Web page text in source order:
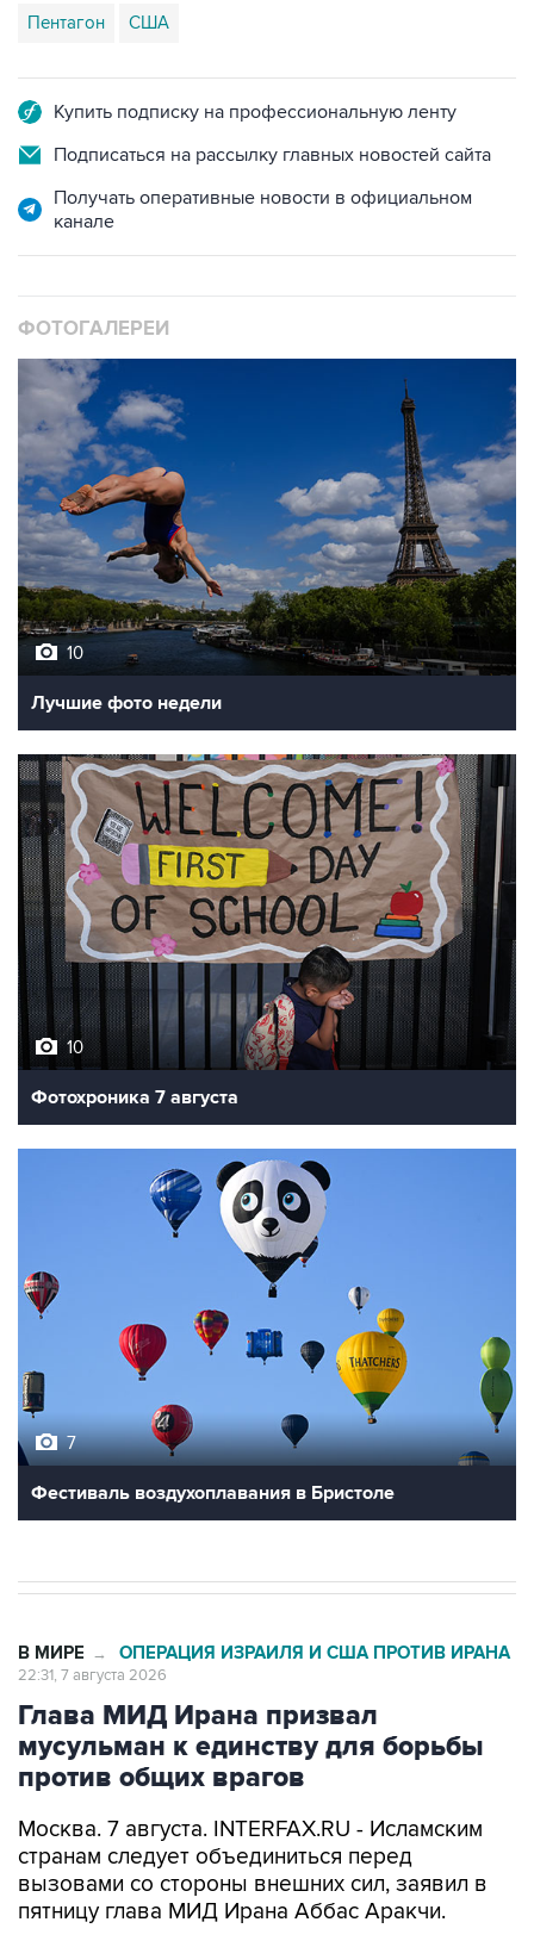
Пентагон США
Купить подписку на профессиональную ленту
Подписаться на рассылку главных новостей сайта
Получать оперативные новости в официальном
канале
ФОТОГАЛЕРЕИ
10
Лучшие фото недели
10
Фотохроника 7 августа
7
Фестиваль воздухоплавания в Бристоле
В МИРЕ → ОПЕРАЦИЯ ИЗРАИЛЯ И США ПРОТИВ ИРАНА
22:31, 7 августа 2026
Глава МИД Ирана призвал
мусульман к единству для борьбы
против общих врагов
Москва. 7 августа. INTERFAX.RU - Исламским
странам следует объединиться перед
вызовами со стороны внешних сил, заявил в
пятницу глава МИД Ирана Аббас Аракчи.